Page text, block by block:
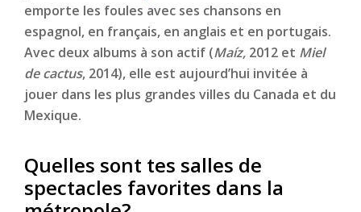
emporte les foules avec ses chansons en
espagnol, en français, en anglais et en portugais.
Avec deux albums à son actif (Maíz, 2012 et Miel
de cactus, 2014), elle est aujourd’hui invitée à
jouer dans les plus grandes villes du Canada et du
Mexique.
Quelles sont tes salles de
spectacles favorites dans la